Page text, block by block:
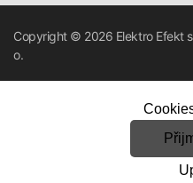
Copyright © 2026 Elektro Efekt
o.